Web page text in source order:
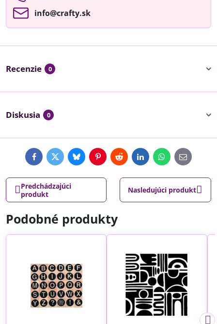
info​@crafty​.sk
Recenzie 0
Diskusia 0
FacebookTwitterBlueskyPinterestRedditLinkedInWhatsApp
E-
mail
Predchádzajúci
produkt
Nasledujúci produkt
Podobné produkty